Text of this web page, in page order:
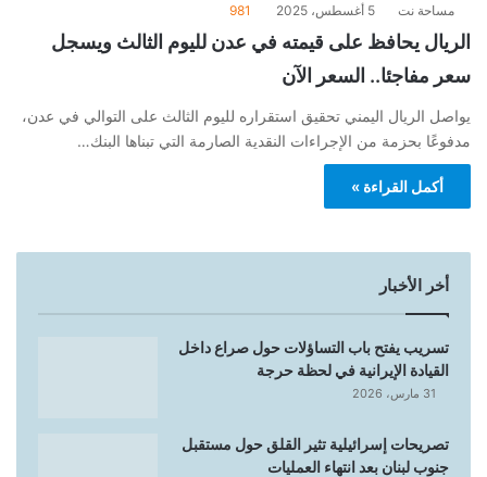
مساحة نت 5 أغسطس، 2025 981
الريال يحافظ على قيمته في عدن لليوم الثالث ويسجل
سعر مفاجئا.. السعر الآن
يواصل الريال اليمني تحقيق استقراره لليوم الثالث على التوالي في عدن،
مدفوعًا بحزمة من الإجراءات النقدية الصارمة التي تبناها البنك…
أكمل القراءة »
أخر الأخبار
تسريب يفتح باب التساؤلات حول صراع داخل
القيادة الإيرانية في لحظة حرجة
31 مارس، 2026
تصريحات إسرائيلية تثير القلق حول مستقبل
جنوب لبنان بعد انتهاء العمليات